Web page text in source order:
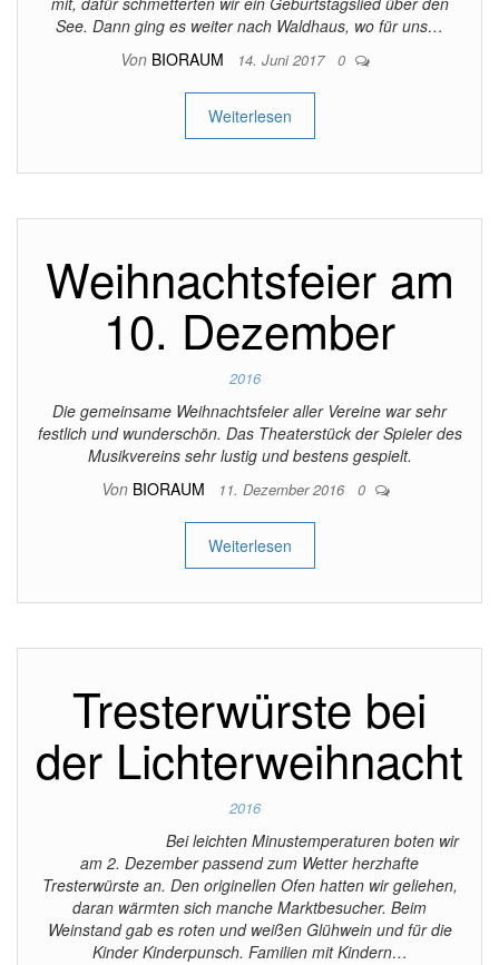
See. Dann ging es weiter nach Waldhaus, wo für uns…
Von BIORAUM 14. Juni 2017 0
Weiterlesen
Weihnachtsfeier am
10. Dezember
2016
Die gemeinsame Weihnachtsfeier aller Vereine war sehr
festlich und wunderschön. Das Theaterstück der Spieler des
Musikvereins sehr lustig und bestens gespielt.
Von BIORAUM 11. Dezember 2016 0
Weiterlesen
Tresterwürste bei
der Lichterweihnacht
2016
Bei leichten Minustemperaturen boten wir
am 2. Dezember passend zum Wetter herzhafte
Tresterwürste an. Den originellen Ofen hatten wir geliehen,
daran wärmten sich manche Marktbesucher. Beim
Weinstand gab es roten und weißen Glühwein und für die
Kinder Kinderpunsch. Familien mit Kindern…